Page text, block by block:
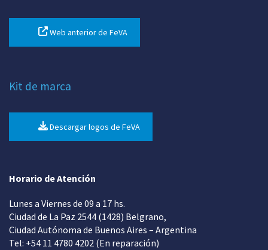
Web anterior de FeVA
Kit de marca
Descargar logos de FeVA
Horario de Atención
Lunes a Viernes de 09 a 17 hs.
Ciudad de La Paz 2544 (1428) Belgrano,
Ciudad Autónoma de Buenos Aires – Argentina
Tel: +54 11 4780 4202 (En reparación)